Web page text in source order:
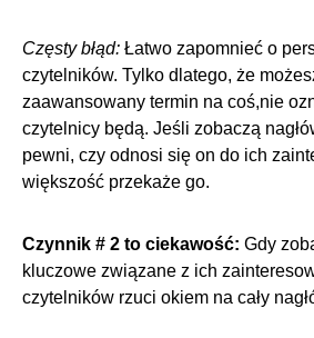
Częsty błąd: Łatwo zapomnieć o
czytelników. Tylko dlatego, że
zaawansowany termin na coś,nie
czytelnicy będą. Jeśli zobaczą
pewni, czy odnosi się on do ich
większość przekaże go.
Czynnik # 2 to ciekawość: Gdy
kluczowe związane z ich
czytelników rzuci okiem na cały